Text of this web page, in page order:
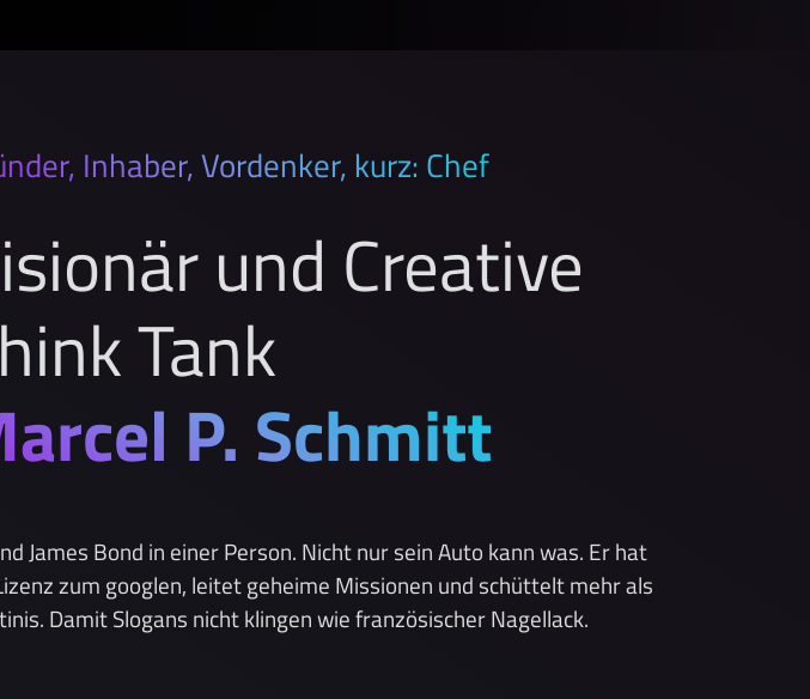
Inhaber, Vordenker, kurz: Chef
und Creative
Tank
P. Schmitt
James Bond in einer Person. Nicht nur sein Auto kann was. Er hat
zum googlen, leitet geheime Missionen und schüttelt mehr als
Damit Slogans nicht klingen wie französischer Nagellack.